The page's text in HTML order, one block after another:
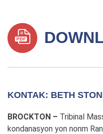
KONTAK: BETH
BROCKTON – Tribinal
kondanasyon yon nonm